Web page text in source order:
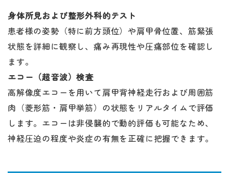
身体所見および整形外科的テスト
患者様の姿勢（特に前方頭位）や肩甲骨位置、筋緊張
状態を詳細に観察し、痛み再現性や圧痛部位を確認し
ます。
エコー（超音波）検査
高解像度エコーを用いて肩甲背神経走行および周囲筋
肉（菱形筋・肩甲挙筋）の状態をリアルタイムで評価
します。エコーは非侵襲的で動的評価も可能なため、
神経圧迫の程度や炎症の有無を正確に把握できます。